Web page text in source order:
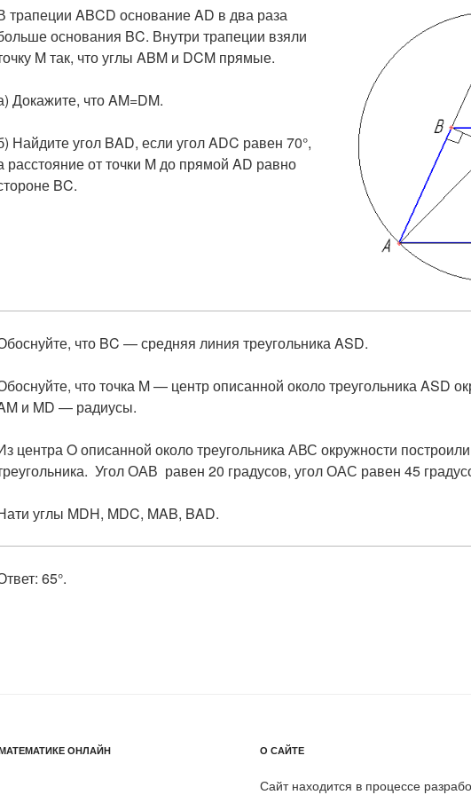
трапеции ABCD основание AD в два раза
основания BC. Внутри трапеции взяли
M так, что углы ABM и DCM прямые.
Докажите, что AM=DM.
Найдите угол BAD, если угол ADC равен 70°,
расстояние от точки M до прямой AD равно
BC.
что BC — средняя линия треугольника ASD.
что точка M — центр описанной около треугольника ASD
и MD — радиусы.
центра O описанной около треугольника АВС окружности
Угол ОАВ равен 20 градусов, угол ОАС равен 45
углы MDH, MDC, MAB, BAD.
65°.
ОНЛАЙН О САЙТЕ
Сайт находится в процессе